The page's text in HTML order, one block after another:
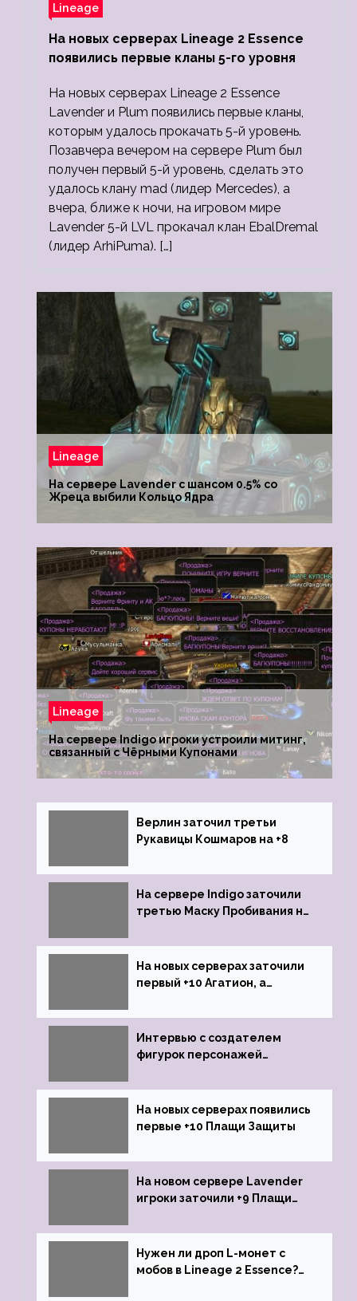
Lineage
На новых серверах Lineage 2 Essence
появились первые кланы 5-го уровня
На новых серверах Lineage 2 Essence
Lavender и Plum появились первые кланы,
которым удалось прокачать 5-й уровень.
Позавчера вечером на сервере Plum был
получен первый 5-й уровень, сделать это
удалось клану mad (лидер Mercedes), а
вчера, ближе к ночи, на игровом мире
Lavender 5-й LVL прокачал клан EbalDremal
(лидер ArhiPuma). […]
Lineage
На сервере Lavender с шансом 0.5% со
Жреца выбили Кольцо Ядра
Lineage
На сервере Indigo игроки устроили митинг,
связанный с Чёрными Купонами
Верлин заточил третьи
Рукавицы Кошмаров на +8
На сервере Indigo заточили
третью Маску Пробивания на
На новых серверах заточили
первый +10 Агатион, а
Интервью с создателем
фигурок персонажей
На новых серверах появились
первые +10 Плащи Защиты
На новом сервере Lavender
игроки заточили +9 Плащи
Нужен ли дроп L-монет с
мобов в Lineage 2 Essence?